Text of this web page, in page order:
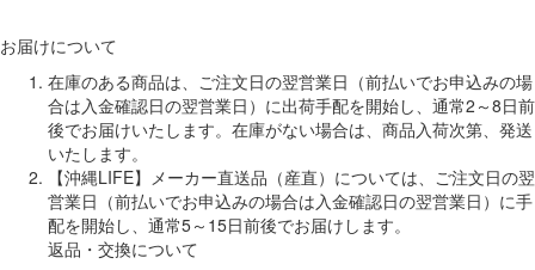
お届けについて
在庫のある商品は、ご注文日の翌営業日（前払いでお申込みの場
合は入金確認日の翌営業日）に出荷手配を開始し、通常2～8日前
後でお届けいたします。在庫がない場合は、商品入荷次第、発送
いたします。
【沖縄LIFE】メーカー直送品（産直）については、ご注文日の翌
営業日（前払いでお申込みの場合は入金確認日の翌営業日）に手
配を開始し、通常5～15日前後でお届けします。
返品・交換について